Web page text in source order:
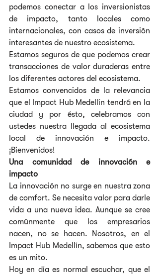
podemos conectar a los inversionistas
de impacto, tanto locales como
internacionales, con casos de inversión
interesantes de nuestro ecosistema.
Estamos seguros de que podemos crear
transacciones de valor duraderas entre
los diferentes actores del ecosistema.
Estamos convencidos de la relevancia
que el Impact Hub Medellín tendrá en la
ciudad y por ésto, celebramos con
ustedes nuestra llegada al ecosistema
local de innovación e impacto.
¡Bienvenidos!
Una comunidad de innovación e
impacto
La innovación no surge en nuestra zona
de comfort. Se necesita valor para darle
vida a una nueva idea. Aunque se cree
comúnmente que los empresarios
nacen, no se hacen. Nosotros, en el
Impact Hub Medellín, sabemos que esto
es un mito.
Hoy en día es normal escuchar, que el